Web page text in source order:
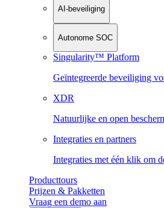
AI-beveiliging
Autonome SOC
Singularity™ Platform
Geïntegreerde beveiliging
XDR
Natuurlijke en open
Integraties en partners
Integraties met één klik om
Producttours
Prijzen & Pakketten
Vraag een demo aan